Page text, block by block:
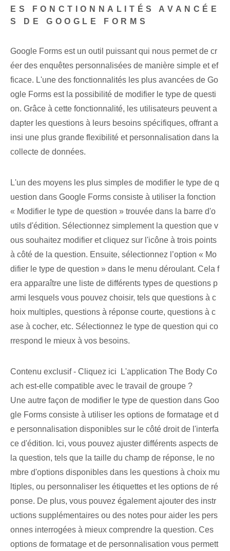
ES FONCTIONNALITÉS AVANCÉE
S DE GOOGLE FORMS
Google Forms⁢ est un outil puissant qui nous permet de cr
éer des enquêtes personnalisées de manière simple et ef
ficace. L'une des fonctionnalités les plus avancées de Go
ogle Forms est la possibilité de modifier le type de questi
on. Grâce à cette fonctionnalité, les utilisateurs peuvent a
dapter les questions à leurs besoins spécifiques, offrant a
insi une plus grande flexibilité et personnalisation dans la
collecte de données.
L'un des moyens les plus simples de modifier le type de q
uestion dans Google Forms consiste à utiliser la fonction
« Modifier le type de question » trouvée dans la barre d'o
utils d'édition. Sélectionnez simplement la question que v
ous souhaitez modifier et cliquez sur l'icône à trois points
à côté de la question. Ensuite, sélectionnez l’option « Mo
difier le type de question » dans le menu déroulant. Cela f
era apparaître une liste de ⁢différents types de questions p
armi lesquels vous pouvez choisir, tels que ⁤questions à c
hoix multiples, questions à réponse courte, ‌questions à c
ase à cocher, etc. ⁣Sélectionnez le type de question qui co
rrespond le mieux à ⁢vos besoins.
Contenu exclusif - Cliquez ici L'application The Body Co
ach est-elle compatible avec le travail de groupe ?
Une autre façon de modifier le type de question dans Goo
gle Forms consiste à utiliser les options de formatage et d
e personnalisation disponibles sur le côté droit de l'interfa
ce d'édition. Ici, vous pouvez ajuster différents aspects de
la question, tels que la taille du champ de réponse, le no
mbre d'options disponibles dans les questions à choix mu
ltiples, ou personnaliser les étiquettes et les options de ré
ponse. De plus, vous pouvez également​ ajouter des instr
uctions supplémentaires ⁣ou⁢ des notes pour aider les pers
onnes interrogées à mieux comprendre la question. Ces
options de formatage et de personnalisation vous permett